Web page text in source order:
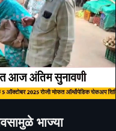
भाज्या